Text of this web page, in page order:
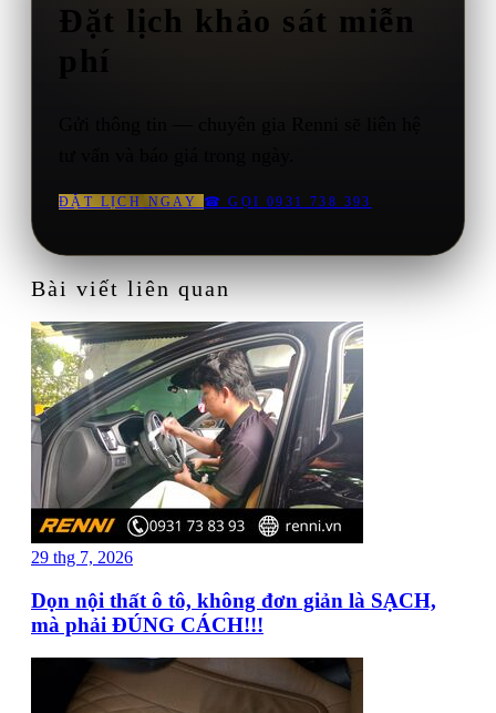
Đặt lịch khảo sát miễn
phí
ĐẶT LỊCH NGAY ☎ GỌI 0931 738 393
Bài viết liên quan
29 thg 7, 2026
Dọn nội thất ô tô, không đơn giản là SẠCH,
mà phải ĐÚNG CÁCH!!!